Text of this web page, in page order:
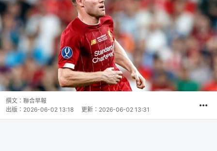
撰文： 聯合早報
出版： 2026-06-02 13:18 更新： 2026-06-02 13:31